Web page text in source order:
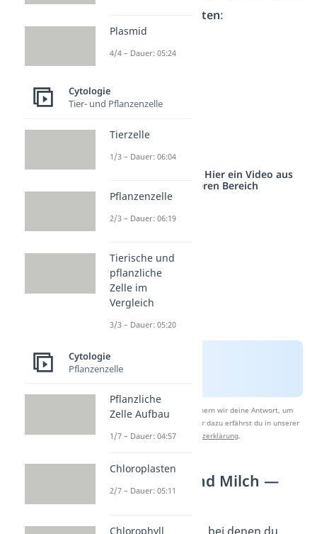
verzichten:
Käse
Quark
Studyflix vernetzt: Hier ein Video aus
einem anderen Bereich
Nach Beantwortung speichern wir deine Antwort, um
Studyflix zu verbessern. Mehr dazu erfährst du in unserer
Datenschutzerklärung
Antibiotika und Milch —
Übersicht
Plasmid
4/4 – Dauer: 05:24
Cytologie
Tier- und Pflanzenzelle
Tierzelle
1/3 – Dauer: 06:04
Pflanzenzelle
2/3 – Dauer: 06:19
Tierische und
pflanzliche
Zelle im
Vergleich
3/3 – Dauer: 05:20
Cytologie
Pflanzenzelle
Pflanzliche
Zelle Aufbau
1/7 – Dauer: 04:57
Chloroplasten
2/7 – Dauer: 05:11
Chlorophyll